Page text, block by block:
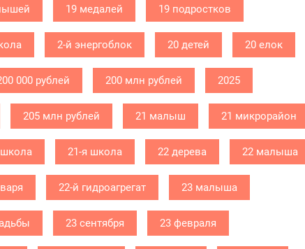
19 медалей 19 подростков
2-й энергоблок 20 детей 20 елок
000 рублей 200 млн рублей 2025
205 млн рублей 21 малыш 21 микрорайон
21-я школа 22 дерева 22 малыша
22-й гидроагрегат 23 малыша
23 сентября 23 февраля